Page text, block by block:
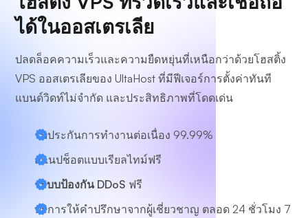
ได้ในออสเตรเลีย
ปลดล็อคความเร็วและความยืดหยุ่นที่เหนือกว่าด้วยโฮสติ้ง
VPS ออสเตรเลียของ UltaHost ที่มีฟีเจอร์การตั้งค่าทันที
แบนด์วิดท์ไม่จำกัด และประสิทธิภาพที่โดดเด่น
รับประกันการทำงานต่อเนื่อง 99.99%
สแนปช็อตแบบเรียลไทม์ฟรี
ระบบป้องกัน DDoS ฟรี
บริการให้คำปรึกษาจากผู้เชี่ยวชาญ ตลอด 24 ชั่วโมง 7